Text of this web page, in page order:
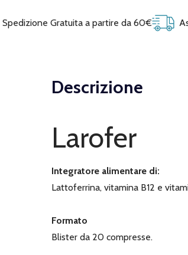
Spedizione Gratuita a partire da 60€
Descrizione
Larofer
Integratore alimentare di:
Lattoferrina, vitamina B12 e
Formato
Blister da 20 compresse.